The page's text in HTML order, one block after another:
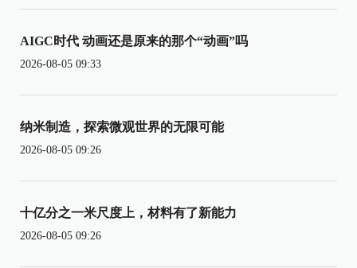
AIGC时代 动画还是原来的那个“动画”吗
2026-08-05 09:33
纳米制造，探索微观世界的无限可能
2026-08-05 09:26
十亿分之一米尺度上，材料有了新能力
2026-08-05 09:26